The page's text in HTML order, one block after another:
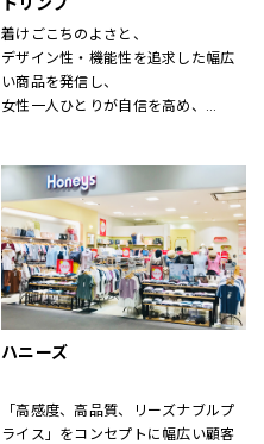
ー(NATURAL LAUNDRY)、グリン
(grin)、トリッペン（trippen）、カン
ペール（CAMPER）、ユウコイマニ
シ（yuko imanishi+）、ボンメゾン
レドラン（CLEDRAN）、アンパサン
ド（Ampersand）、ヒラメキ
（HIRAMEKI）、ビュレ
（BEAURE）、ポンタタ
（POMTATA）、カンポマッジ
（CAMPOMAGGI）、ラノジュエリー
（Lano）、コズリ（Causerie）、サ
ンリット（Sunlit）、タビトジュエリ
(Mallet)
着けごこちのよさと、
デザイン性・機能性を追求した幅広
い商品を発信し、
女性一人ひとりが自信を高め、
ハニーズ
「高感度、高品質、リーズナブルプ
ライス」をコンセプトに幅広い顧客